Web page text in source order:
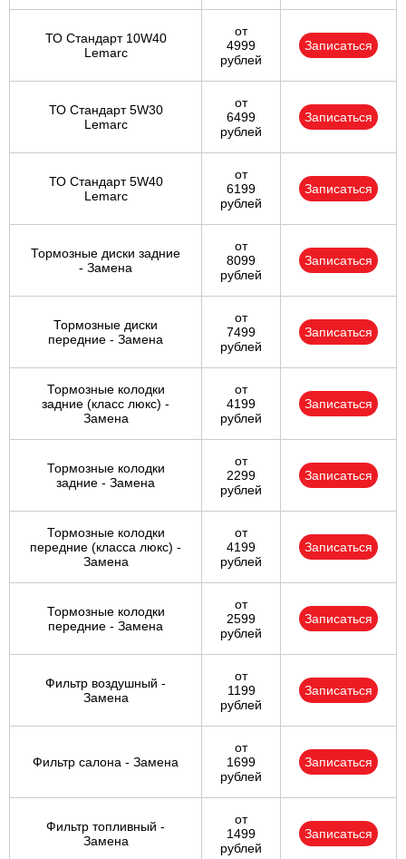
ТО Стандарт 10W40
Lemarc
от
4999
рублей
Записаться
ТО Стандарт 5W30
Lemarc
от
6499
рублей
Записаться
ТО Стандарт 5W40
Lemarc
от
6199
рублей
Записаться
Тормозные диски задние
- Замена
от
8099
рублей
Записаться
Тормозные диски
передние - Замена
от
7499
рублей
Записаться
Тормозные колодки
задние (класс люкс) -
Замена
от
4199
рублей
Записаться
Тормозные колодки
задние - Замена
от
2299
рублей
Записаться
Тормозные колодки
передние (класса люкс) -
Замена
от
4199
рублей
Записаться
Тормозные колодки
передние - Замена
от
2599
рублей
Записаться
Фильтр воздушный -
Замена
от
1199
рублей
Записаться
Фильтр салона - Замена
от
1699
рублей
Записаться
Фильтр топливный -
Замена
от
1499
рублей
Записаться